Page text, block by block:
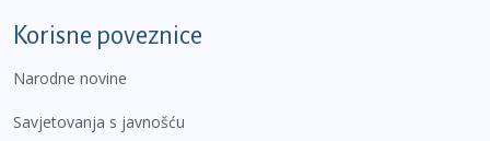
Korisne poveznice
Narodne novine
Savjetovanja s javnošću